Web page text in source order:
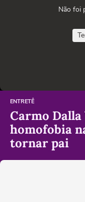
Não foi
ENTRETÊ
Carmo
homofobia
tornar pai